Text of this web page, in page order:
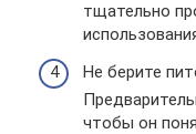
тщательно
Не берите
чтобы он